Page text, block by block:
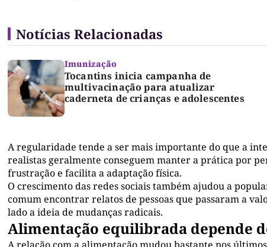
Notícias Relacionadas
Imunização
Tocantins inicia campanha de
multivacinação para atualizar
caderneta de crianças e adolescentes
A regularidade tende a ser mais importante do que a
realistas geralmente conseguem manter a prática por
frustração e facilita a adaptação física.
O crescimento das redes sociais também ajudou a
comum encontrar relatos de pessoas que passaram a
lado a ideia de mudanças radicais.
Alimentação equilibrada depende